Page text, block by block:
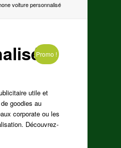
voiture personnalisé
Promo !
utile et
goodies au
corporate ou les
Découvrez-